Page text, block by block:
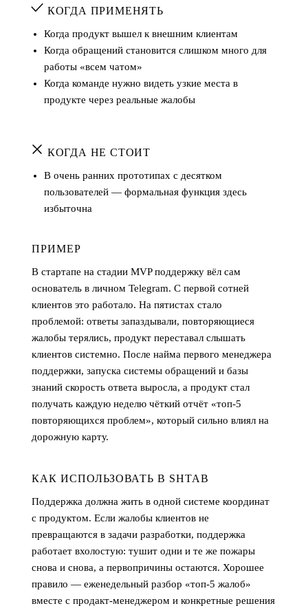
КОГДА ПРИМЕНЯТЬ
Когда продукт вышел к внешним клиентам
Когда обращений становится слишком много для
работы «всем чатом»
Когда команде нужно видеть узкие места в
продукте через реальные жалобы
КОГДА НЕ СТОИТ
В очень ранних прототипах с десятком
пользователей — формальная функция здесь
избыточна
ПРИМЕР
В стартапе на стадии MVP поддержку вёл сам
основатель в личном Telegram. С первой сотней
клиентов это работало. На пятистах стало
проблемой: ответы запаздывали, повторяющиеся
жалобы терялись, продукт переставал слышать
клиентов системно. После найма первого менеджера
поддержки, запуска системы обращений и базы
знаний скорость ответа выросла, а продукт стал
получать каждую неделю чёткий отчёт «топ-5
повторяющихся проблем», который сильно влиял на
дорожную карту.
КАК ИСПОЛЬЗОВАТЬ В SHTAB
Поддержка должна жить в одной системе координат
с продуктом. Если жалобы клиентов не
превращаются в задачи разработки, поддержка
работает вхолостую: тушит одни и те же пожары
снова и снова, а первопричины остаются. Хорошее
правило — еженедельный разбор «топ-5 жалоб»
вместе с продакт-менеджером и конкретные решения